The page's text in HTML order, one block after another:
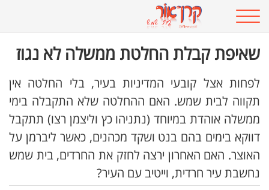
שאיפת קבלת החלטת ממשלה לא נגוז
לפחות אצל קובעי המדיניות בעיר, בלי החלטה אין
תקווה לבית שמש. האם ההחלטה שלא התקבלה בימי
ממשלה אוהדת במיוחד (נתניהו כץ וליצמן רצו) תתקבל
דווקא בימים בהם בנט ושקד מכהנים, כאשר ליברמן על
האוצר. האם האחרון ירצה לחזק את החרדים, בית שמש
נחשבת עיר חרדית, וייטיב עם העיר?